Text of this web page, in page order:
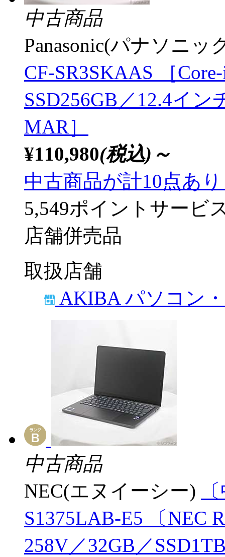
中古商品
Panasonic(パナソニッ
CF-SR3SKAAS ［
SSD256GB／12.4イン
MAR］
¥110,980(税込)～
中古商品が計10点あ
5,549ポイントサービ
店舗併売品
取扱店舗
AKIBA パソコン
中古商品
NEC(エヌイーシー)
S1375LAB-E5 〔NEC
258V／32GB／